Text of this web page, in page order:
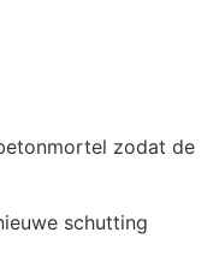
zodat de
schutting